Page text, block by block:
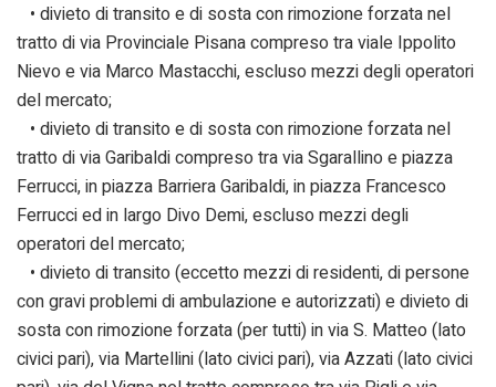
• divieto di transito e di sosta con rimozione forzata nel
tratto di via Provinciale Pisana compreso tra viale Ippolito
Nievo e via Marco Mastacchi, escluso mezzi degli operatori
del mercato;
• divieto di transito e di sosta con rimozione forzata nel
tratto di via Garibaldi compreso tra via Sgarallino e piazza
Ferrucci, in piazza Barriera Garibaldi, in piazza Francesco
Ferrucci ed in largo Divo Demi, escluso mezzi degli
operatori del mercato;
• divieto di transito (eccetto mezzi di residenti, di persone
con gravi problemi di ambulazione e autorizzati) e divieto di
sosta con rimozione forzata (per tutti) in via S. Matteo (lato
civici pari), via Martellini (lato civici pari), via Azzati (lato civici